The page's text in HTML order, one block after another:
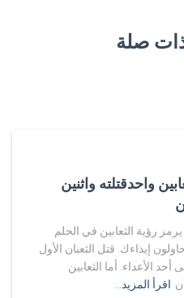
صلة
واحدقتلته واثنين
رؤية الثعابين في الحلم
إيذاءك. قتل الثعبان الأول
الأعداء. أما الثعابين
اقرأ المزيد…